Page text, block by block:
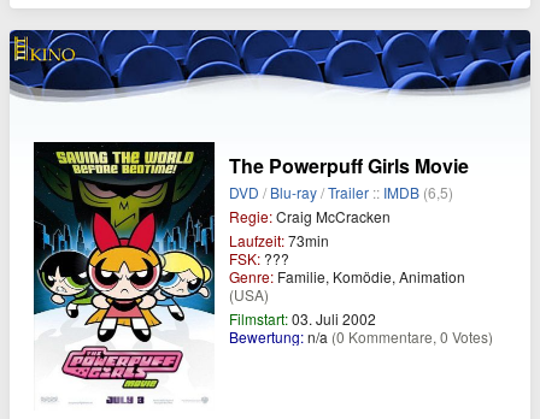
The Powerpuff Girls Movie
DVD /Blu-ray/Trailer :: IMDB (6,5)
Regie:Craig McCracken
Laufzeit:73min
FSK: ???
Genre: Familie, Komödie, Animation
(USA)
Filmstart:03. Juli 2002
Bewertung:n/a (0 Kommentare, 0 Votes)